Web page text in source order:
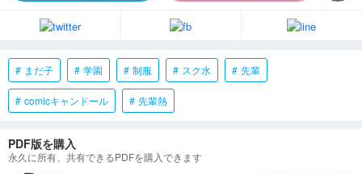
まだ子 学園 制服 スク水 先輩
comicキャンドール 先輩熱
PDF版を購入
永久に所有、共有できるPDFを購入できます